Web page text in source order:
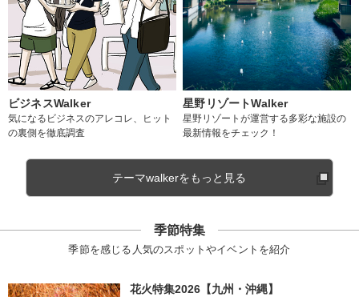
ビジネスWalker
気になるビジネスのアレコレ、ヒット
の裏側を徹底調査
星野リゾートWalker
星野リゾートが運営する多彩な施設の
最新情報をチェック！
テーマwalkerをもっと見る
季節特集
季節を感じる人気のスポットやイベントを紹介
花火特集2026【九州・沖縄】